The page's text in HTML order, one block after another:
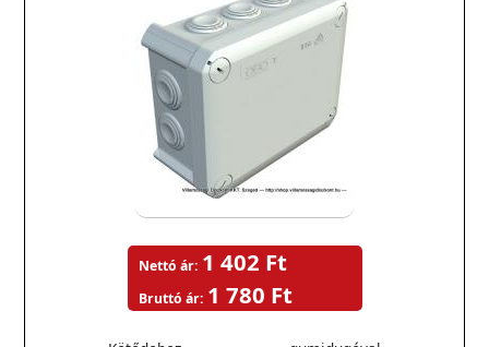
Nettó ár: 1 402 Ft
Bruttó ár: 1 780 Ft